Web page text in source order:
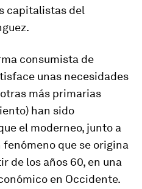
capitalistas del
consumista de
unas necesidades
más primarias
han sido
el moderneo, junto a
que se origina
de los años 60, en una
en Occidente.